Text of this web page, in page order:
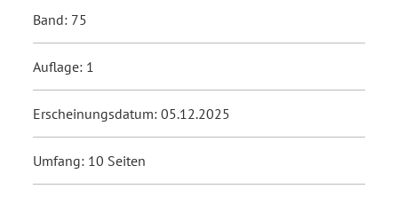
Band: 75
Auflage: 1
Erscheinungsdatum: 05.12.2025
Umfang: 10 Seiten